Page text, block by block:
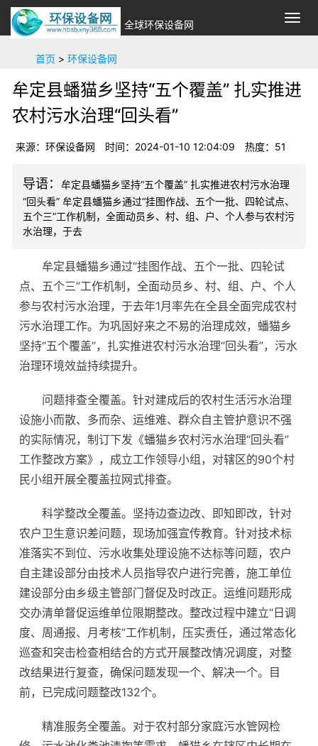
切
换
全球环保设备网
首页 > 环保设备网
牟定县蟠猫乡坚持“五个覆盖” 扎实推进
农村污水治理“回头看”
来源：环保设备网 时间：2024-01-10 12:04:09 热度：51
牟定县蟠猫乡坚持“五个覆盖” 扎实推进农村污水治理
“回头看” 牟定县蟠猫乡通过“挂图作战、五个一批、四轮试点、
五个三”工作机制，全面动员乡、村、组、户、个人参与农村污
水治理，于去
牟定县蟠猫乡通过“挂图作战、五个一批、四轮试
点、五个三”工作机制，全面动员乡、村、组、户、个人
参与农村污水治理，于去年1月率先在全县全面完成农村
污水治理工作。为巩固好来之不易的治理成效，蟠猫乡
坚持“五个覆盖”，扎实推进农村污水治理“回头看”，污水
治理环境效益持续提升。
问题排查全覆盖。针对建成后的农村生活污水治理
设施小而散、多而杂、运维难、群众自主管护意识不强
的实际情况，制订下发《蟠猫乡农村污水治理“回头看”
工作整改方案》，成立工作领导小组，对辖区的90个村
民小组开展全覆盖拉网式排查。
科学整改全覆盖。坚持边查边改、即知即改，针对
农户卫生意识差问题，现场加强宣传教育。针对技术标
准落实不到位、污水收集处理设施不达标等问题，农户
自主建设部分由技术人员指导农户进行完善，施工单位
建设部分由乡级主管部门督促及时改正。运维问题形成
交办清单督促运维单位限期整改。整改过程中建立“日调
度、周通报、月考核”工作机制，压实责任，通过常态化
巡查和突击检查相结合的方式开展整改情况调度，对整
改结果进行复查，确保问题发现一个、解决一个。目
前，已完成问题整改132个。
精准服务全覆盖。对于农村部分家庭污水管网检